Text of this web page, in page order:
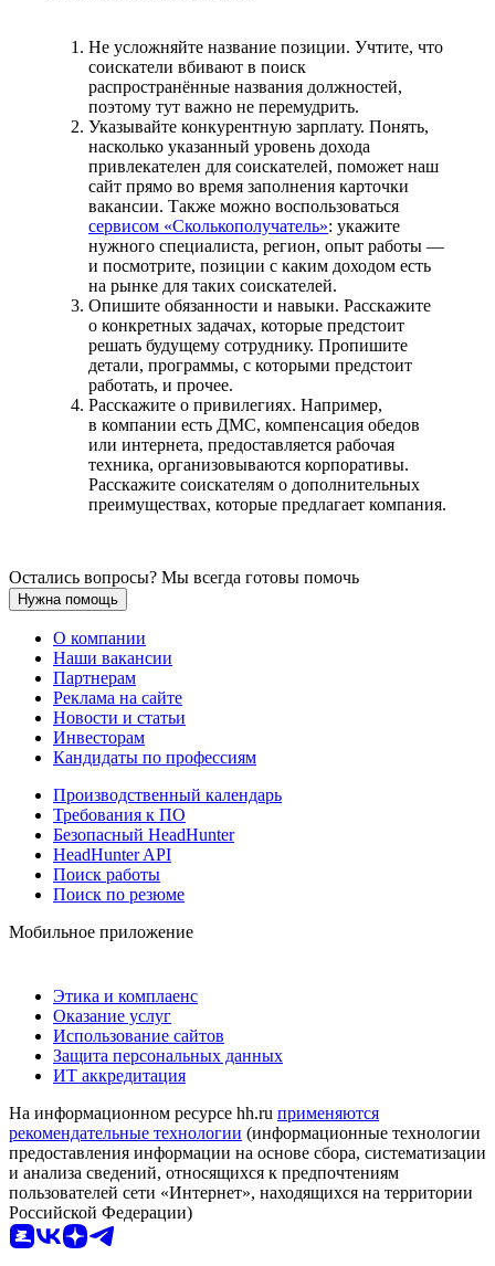
Не усложняйте название позиции. Учтите, что
соискатели вбивают в поиск
распространённые названия должностей,
поэтому тут важно не перемудрить.
Указывайте конкурентную зарплату. Понять,
насколько указанный уровень дохода
привлекателен для соискателей, поможет наш
сайт прямо во время заполнения карточки
вакансии. Также можно воспользоваться
сервисом «Сколькополучатель»: укажите
нужного специалиста, регион, опыт работы —
и посмотрите, позиции с каким доходом есть
на рынке для таких соискателей.
Опишите обязанности и навыки. Расскажите
о конкретных задачах, которые предстоит
решать будущему сотруднику. Пропишите
детали, программы, с которыми предстоит
работать, и прочее.
Расскажите о привилегиях. Например,
в компании есть ДМС, компенсация обедов
или интернета, предоставляется рабочая
техника, организовываются корпоративы.
Расскажите соискателям о дополнительных
преимуществах, которые предлагает компания.
Остались вопросы? Мы всегда готовы помочь
Нужна помощь
О компании
Наши вакансии
Партнерам
Реклама на сайте
Новости и статьи
Инвесторам
Кандидаты по профессиям
Производственный календарь
Требования к ПО
Безопасный HeadHunter
HeadHunter API
Поиск работы
Поиск по резюме
Мобильное приложение
Этика и комплаенс
Оказание услуг
Использование сайтов
Защита персональных данных
ИТ аккредитация
На информационном ресурсе hh.ru применяются
рекомендательные технологии (информационные технологии
предоставления информации на основе сбора, систематизации
и анализа сведений, относящихся к предпочтениям
пользователей сети «Интернет», находящихся на территории
Российской Федерации)